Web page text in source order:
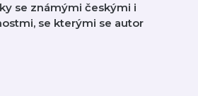
se známými českými i
se kterými se autor